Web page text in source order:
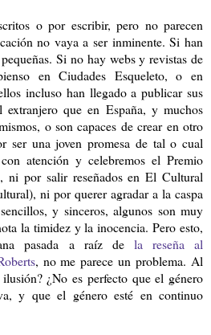
o por escribir, pero no parecen
no vaya a ser inminente. Si han
Si no hay webs y revistas de
en Ciudades Esqueleto, o en
incluso han llegado a publicar sus
extranjero que en España, y muchos
o son capaces de crear en otro
ser una joven promesa de tal o cual
atención y celebremos el Premio
ni por salir reseñados en El Cultural
ni por querer agradar a la caspa
y sinceros, algunos son muy
la timidez y la inocencia. Pero esto,
pasada a raíz dela reseña al
, no me parece un problema. Al
¿No es perfecto que el género
y que el género esté en continuo